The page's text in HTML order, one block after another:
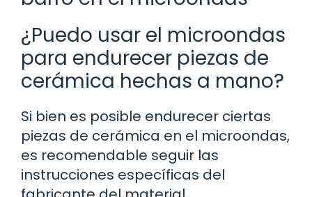
¿Puedo usar el microondas
para endurecer piezas de
cerámica hechas a mano?
Si bien es posible endurecer ciertas
piezas de cerámica en el microondas,
es recomendable seguir las
instrucciones específicas del